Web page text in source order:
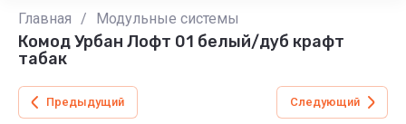
Главная / Модульные системы
Комод Урбан Лофт 01 белый/дуб крафт
табак
Предыдущий Следующий